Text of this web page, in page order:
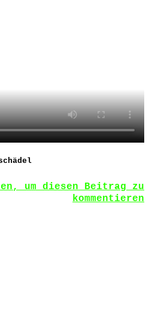
um diesen Beitrag zu
kommentieren